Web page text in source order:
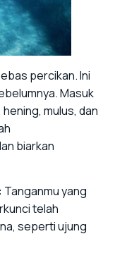
percikan. Ini
Masuk
mulus, dan
biarkan
Tanganmu yang
telah
seperti ujung